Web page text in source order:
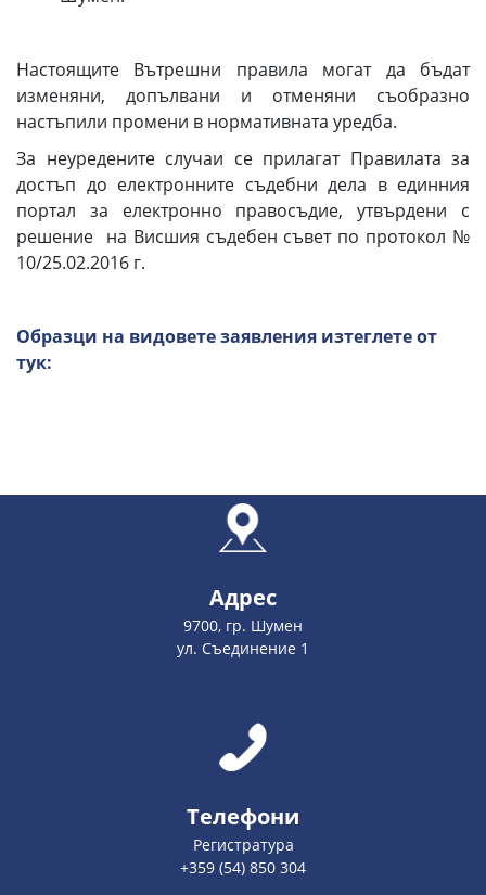
Настоящите Вътрешни правила могат да бъдат
изменяни, допълвани и отменяни съобразно
настъпили промени в нормативната уредба.
За неуредените случаи се прилагат Правилата за
достъп до електронните съдебни дела в единния
портал за електронно правосъдие, утвърдени с
решение на Висшия съдебен съвет по протокол №
10/25.02.2016 г.
Образци на видовете заявления изтеглете от
тук:
Адрес
9700, гр. Шумен
ул. Съединение 1
Телефони
Регистратура
+359 (54) 850 304